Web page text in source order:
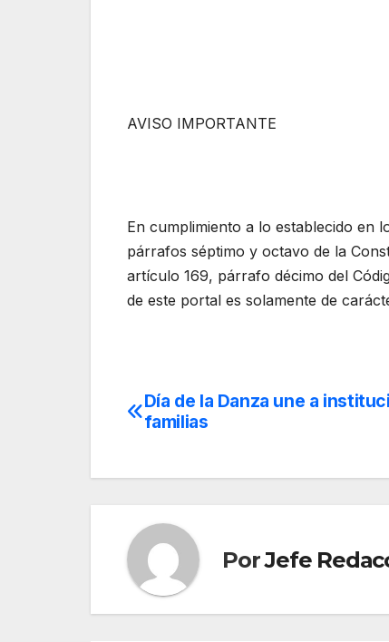
AVISO IMPORTANTE
En cumplimiento a lo establecido en
párrafos séptimo y octavo de la
artículo 169, párrafo décimo del
de este portal es solamente de
Navegación
entradas
Día de la Danza une a
familias
PorJefe